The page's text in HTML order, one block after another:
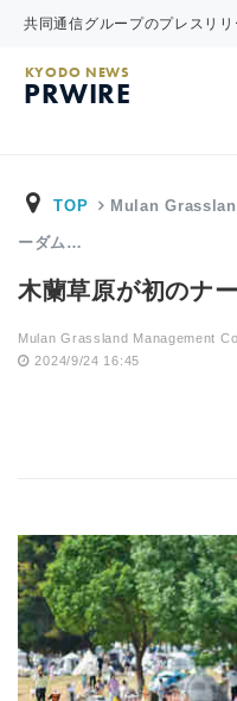
共同通信グループのプレスリ
KYODO NEWS
PRWIRE
TOP Mulan
ーダム…
木蘭草原が初のナ
Mulan Grassland Management
2024/9/24 16:45